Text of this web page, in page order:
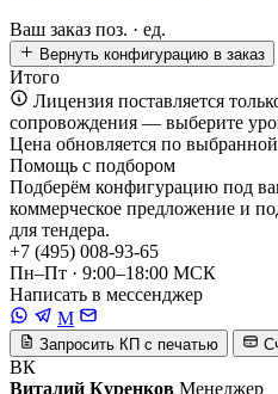
Ваш заказ поз. · ед.
Вернуть конфигурацию в заказ
Итого
Лицензия поставляется
сопровождения — выберите
Цена обновляется по
Помощь с подбором
Подберём конфигурацию под
коммерческое предложение и
для тендера.
+7 (495) 008-93-65
Пн–Пт · 9:00–18:00 МСК
Написать в мессенджер
M
Запросить КП с печатью
ВК
Виталий Куренков Менеджер